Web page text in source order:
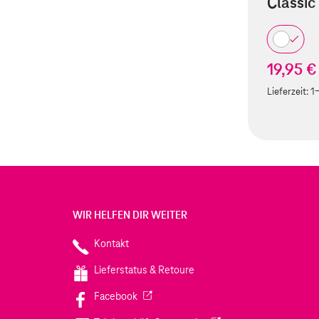
19,95 €
Lieferzeit:
WIR HELFEN DIR WEITER
Kontakt
Lieferstatus & Retoure
Facebook(Wird in einem neuen Tab geöffnet)